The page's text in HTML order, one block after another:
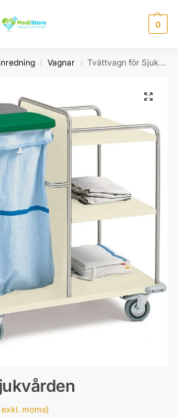
0
/ Vagnar / Tvättvagn för Sjukvården
exkl. moms)